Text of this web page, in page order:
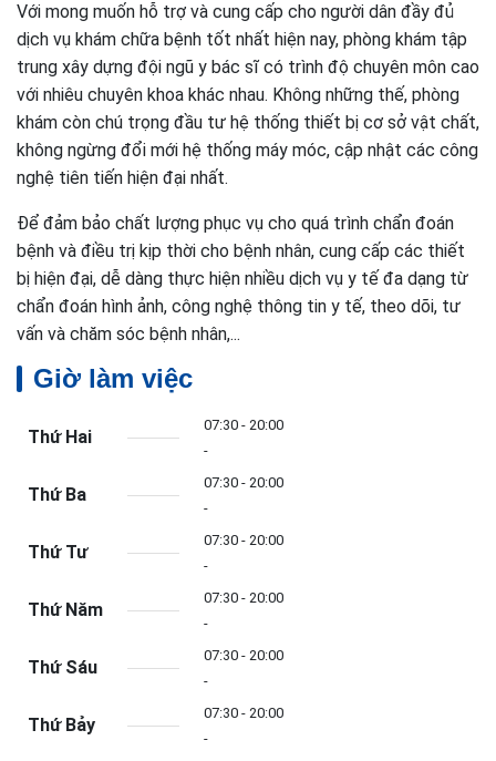
Với mong muốn hỗ trợ và cung cấp cho người dân đầy đủ
dịch vụ khám chữa bệnh tốt nhất hiện nay, phòng khám tập
trung xây dựng đội ngũ y bác sĩ có trình độ chuyên môn cao
với nhiêu chuyên khoa khác nhau. Không những thế, phòng
khám còn chú trọng đầu tư hệ thống thiết bị cơ sở vật chất,
không ngừng đổi mới hệ thống máy móc, cập nhật các công
nghệ tiên tiến hiện đại nhất.
Để đảm bảo chất lượng phục vụ cho quá trình chẩn đoán
bệnh và điều trị kịp thời cho bệnh nhân, cung cấp các thiết
bị hiện đại, dễ dàng thực hiện nhiều dịch vụ y tế đa dạng từ
chẩn đoán hình ảnh, công nghệ thông tin y tế, theo dõi, tư
vấn và chăm sóc bệnh nhân,...
Giờ làm việc
Thứ Hai
07:30 - 20:00
-
Thứ Ba
07:30 - 20:00
-
Thứ Tư
07:30 - 20:00
-
Thứ Năm
07:30 - 20:00
-
Thứ Sáu
07:30 - 20:00
-
Thứ Bảy
07:30 - 20:00
-